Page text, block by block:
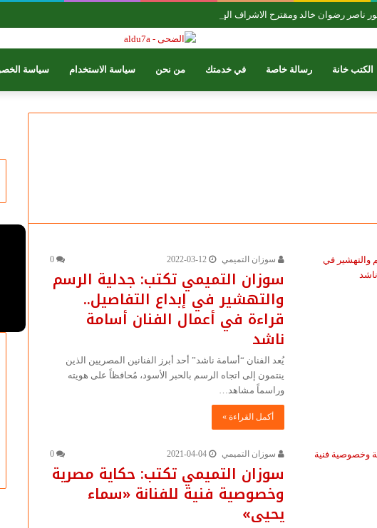
الكتب خانة رسالة خاصة في خدمتك من نحن سياسة الاستخدام سياسة
سوزان التميمي 2022-03-12
0
سوزان التميمي تكتب: جدلية الرسم
والتهشير في إبداع التفاصيل..
قراءة في أعمال الفنان أسامة
ناشد
يُعد الفنان “أسامة ناشد” أحد أبرز الفنانين المصريين الذين
ينتمون إلى اتجاه الرسم بالحبر الأسود، مُحافظاً على هويته
وراسماً مشاهد…
أكمل القراءة »
سوزان التميمي 2021-04-04
0
سوزان التميمي تكتب: حكاية مصرية
وخصوصية فنية للفنانة «سماء
يحيى»